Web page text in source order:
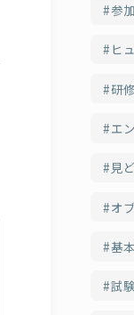
参
ヒ
研
エ
見
オ
基
試